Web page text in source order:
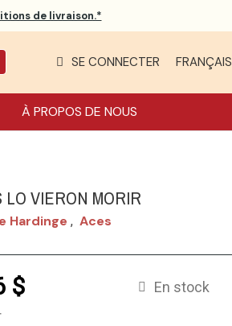
de livraison.*
SE CONNECTER FRANÇAIS
À PROPOS DE NOUS
LO VIERON MORIR
Hardinge , Aces
$
En stock